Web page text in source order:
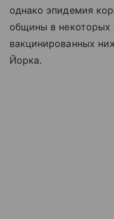
однако эпидемия
общины в некоторых
вакцинированных
Йорка.